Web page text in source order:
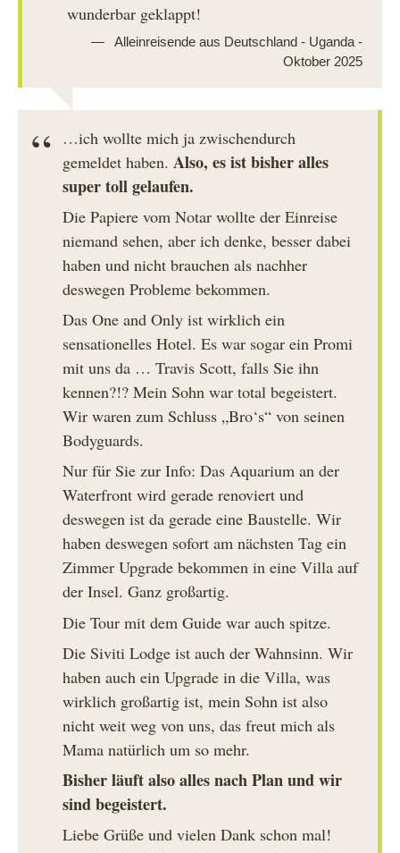
wunderbar geklappt!
Alleinreisende aus Deutschland - Uganda -
Oktober 2025
…ich wollte mich ja zwischendurch
gemeldet haben.Also, es ist bisher alles
super toll gelaufen.
Die Papiere vom Notar wollte der Einreise
niemand sehen, aber ich denke, besser dabei
haben und nicht brauchen als nachher
deswegen Probleme bekommen.
Das One and Only ist wirklich ein
sensationelles Hotel. Es war sogar ein Promi
mit uns da … Travis Scott, falls Sie ihn
kennen?!? Mein Sohn war total begeistert.
Wir waren zum Schluss „Bro‘s“ von seinen
Bodyguards.
Nur für Sie zur Info: Das Aquarium an der
Waterfront wird gerade renoviert und
deswegen ist da gerade eine Baustelle. Wir
haben deswegen sofort am nächsten Tag ein
Zimmer Upgrade bekommen in eine Villa auf
der Insel. Ganz großartig.
Die Tour mit dem Guide war auch spitze.
Die Siviti Lodge ist auch der Wahnsinn. Wir
haben auch ein Upgrade in die Villa, was
wirklich großartig ist, mein Sohn ist also
nicht weit weg von uns, das freut mich als
Mama natürlich um so mehr.
Bisher läuft also alles nach Plan und wir
sind begeistert.
Liebe Grüße und vielen Dank schon mal!